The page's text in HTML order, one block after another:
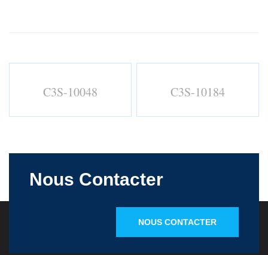
C3S-10048 C3S-10184
Nous Contacter
NOUS CONTACTER